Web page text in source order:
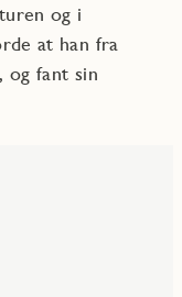
og i
at han fra
og fant sin